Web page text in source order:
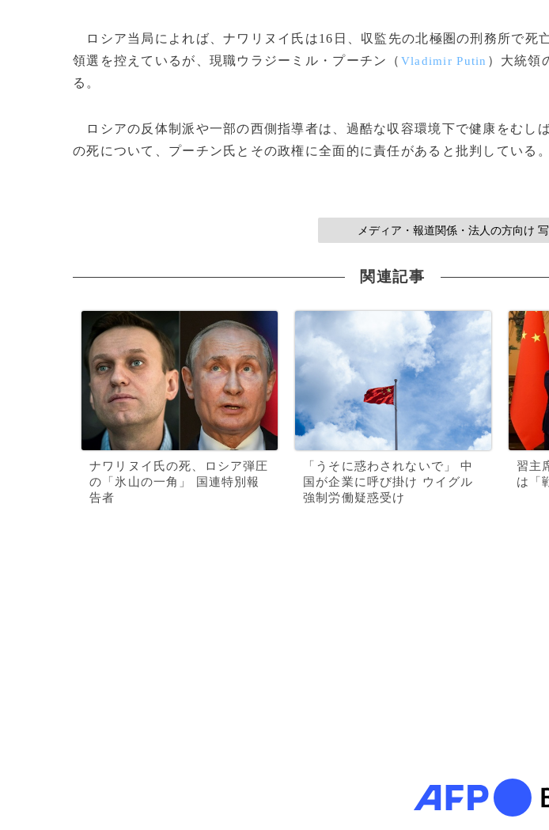
ロシア当局によれば、ナワリヌイ氏は16日、収監先の北極圏の刑務所で死
領選を控えているが、現職ウラジーミル・プーチン（ Vladimir Putin ）大統領
る。
ロシアの反体制派や一部の西側指導者は、過酷な収容環境下で健康をむし
の死について、プーチン氏とその政権に全面的に責任があると批判している
メディア・報道関係・法人の方向け
関連記事
ナワリヌイ氏の死、ロシア弾圧
の「氷山の一角」 国連特別報
告者
「うそに惑わされないで」 中
国が企業に呼び掛け ウイグル
強制労働疑惑受け
習主
は「